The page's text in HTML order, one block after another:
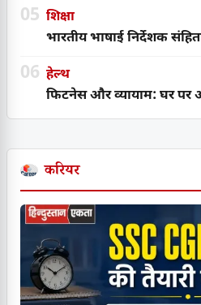
05 शिक्षा
भारतीय भाषाई निर्देशक
06 हेल्थ
फिटनेस और व्यायाम: घर पर
करियर